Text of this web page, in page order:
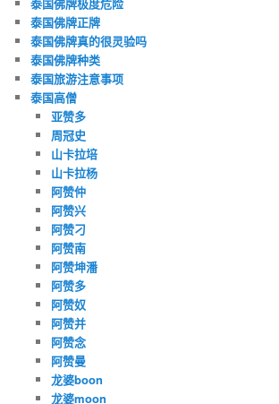
泰国佛牌正牌
泰国佛牌真的很灵验吗
泰国佛牌种类
泰国旅游注意事项
泰国高僧
亚赞多
周冠史
山卡拉培
山卡拉杨
阿赞仲
阿赞兴
阿赞刁
阿赞南
阿赞坤潘
阿赞多
阿赞奴
阿赞并
阿赞念
阿赞曼
龙婆boon
龙婆moon